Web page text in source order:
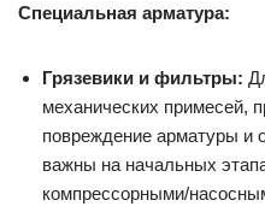
Специальная арматура:
Грязевики и фильтры:
механических примесей,
повреждение арматуры и
важны на начальных
компрессорными/